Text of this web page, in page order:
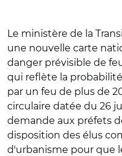
Le ministère de la
une nouvelle carte
danger prévisible de
qui reflète la
par un feu de plus de
circulaire datée du 26
demande aux préfets
disposition des élus
d'urbanisme pour que